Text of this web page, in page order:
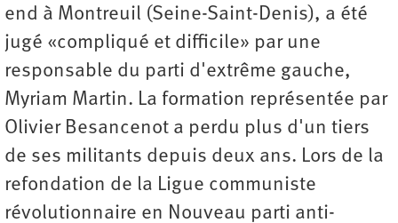
end à Montreuil (Seine-Saint-Denis), a été
jugé «compliqué et difficile» par une
responsable du parti d'extrême gauche,
Myriam Martin. La formation représentée par
Olivier Besancenot a perdu plus d'un tiers
de ses militants depuis deux ans. Lors de la
refondation de la Ligue communiste
révolutionnaire en Nouveau parti anti-